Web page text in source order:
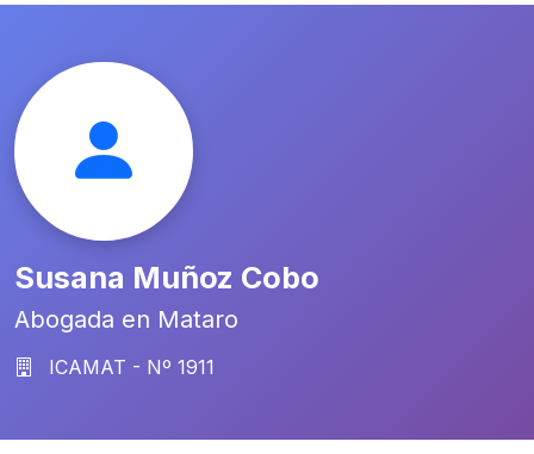
Susana Muñoz Cobo
Abogada en Mataro
ICAMAT - Nº 1911